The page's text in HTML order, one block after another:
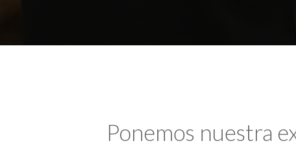
Ponemos nuestra